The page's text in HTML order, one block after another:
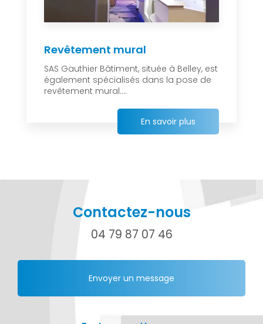
Revêtement mural
SAS Gauthier Bâtiment, située à Belley, est
également spécialisés dans la pose de
revêtement mural....
En savoir plus
Contactez-nous
04 79 87 07 46
Envoyer un message